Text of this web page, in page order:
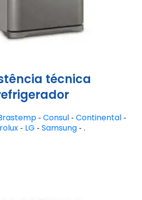
técnica
- Consul - Continental -
- LG - Samsung- .